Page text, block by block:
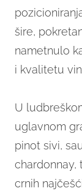
šire,
nametnulo
i kvalitetu
U
uglavnom
pinot sivi,
chardonnay,
crnih